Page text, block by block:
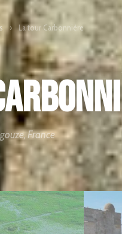
› La tour Carbonnière
France